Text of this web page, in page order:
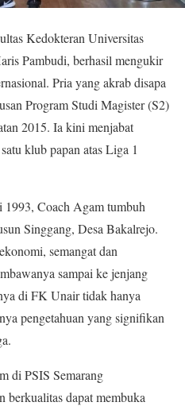
Kedokteran Universitas
Pambudi, berhasil mengukir
Pria yang akrab disapa
Program Studi Magister (S2)
2015. Ia kini menjabat
klub papan atas Liga 1
Coach Agam tumbuh
Singgang, Desa Bakalrejo.
semangat dan
sampai ke jenjang
di FK Unair tidak hanya
pengetahuan yang signifikan
di PSIS Semarang
berkualitas dapat membuka